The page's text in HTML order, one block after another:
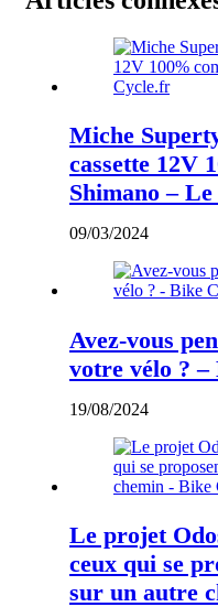
Miche
cassette 12V
Shimano –
09/03/2024
Avez-vous
votre vélo ? –
19/08/2024
Le projet
ceux qui se
sur un autre